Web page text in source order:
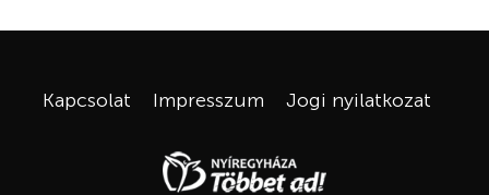
Kapcsolat Impresszum Jogi nyilatkozat